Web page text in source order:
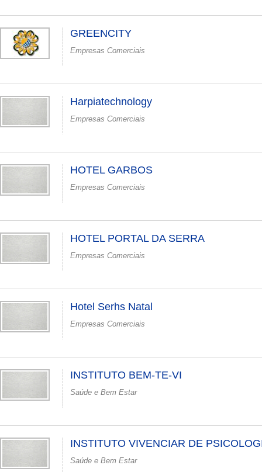
GREENCITY
Empresas Comerciais
Harpiatechnology
Empresas Comerciais
HOTEL GARBOS
Empresas Comerciais
HOTEL PORTAL DA SERRA
Empresas Comerciais
Hotel Serhs Natal
Empresas Comerciais
INSTITUTO BEM-TE-VI
Saúde e Bem Estar
INSTITUTO VIVENCIAR DE
Saúde e Bem Estar